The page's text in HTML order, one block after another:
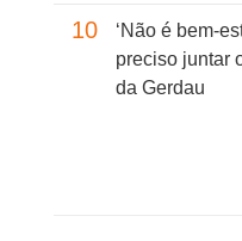
10
‘Não é bem-
preciso juntar
da Gerdau